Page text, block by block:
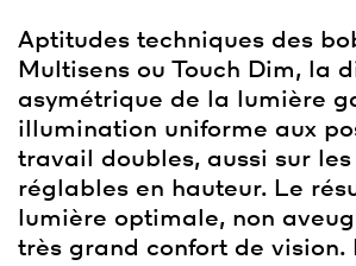
Aptitudes techniques des
Multisens ou Touch Dim, la
asymétrique de la lumière
illumination uniforme aux
travail doubles, aussi sur
réglables en hauteur. Le
lumière optimale, non
très grand confort de vision.